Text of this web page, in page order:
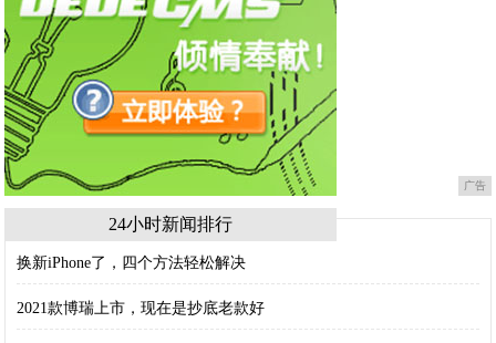
广告
24小时新闻排行
换新iPhone了，四个方法轻松解决
2021款博瑞上市，现在是抄底老款好